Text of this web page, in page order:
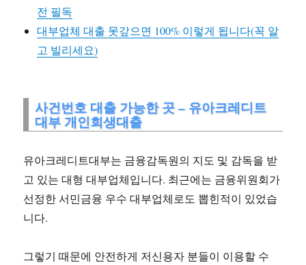
전 필독
대부업체 대출 못갚으면 100% 이렇게 됩니다(꼭 알
고 빌리세요)
사건번호 대출 가능한 곳 – 유아크레디트
대부 개인회생대출
유아크레디트대부는 금융감독원의 지도 및 감독을 받
고 있는 대형 대부업체입니다. 최근에는 금융위원회가
선정한 서민금융 우수 대부업체로도 뽑힌적이 있었습
니다.
그렇기 때문에 안전하게 저신용자 분들이 이용할 수